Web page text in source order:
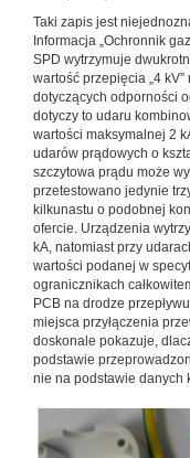
Taki zapis jest
Informacja „Ochronnik
SPD wytrzymuje
wartość przepięcia „4
dotyczących odporności
dotyczy to udaru
wartości maksymalnej 2
udarów prądowych o
szczytowa prądu może
przetestowano jedynie
kilkunastu o podobnej
ofercie. Urządzenia
kA, natomiast przy
wartości podanej w
ogranicznikach
PCB na drodze
miejsca przyłączenia
doskonale pokazuje,
podstawie
nie na podstawie danych